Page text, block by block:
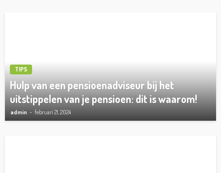
TIPS
Hulp van een pensioenadviseur bij het
uitstippelen van je pensioen: dit is waarom!
admin februari 21, 2024